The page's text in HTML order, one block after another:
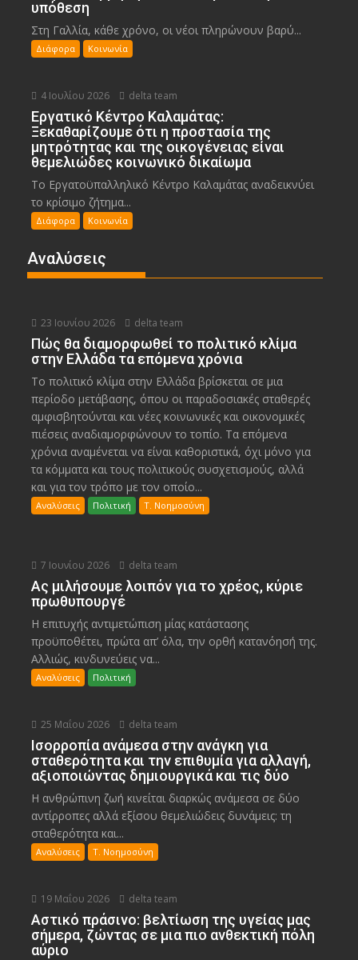
υπόθεση
Στη Γαλλία, κάθε χρόνο, οι νέοι πληρώνουν βαρύ...
Διάφορα Κοινωνία
4 Ιουλίου 2026 delta team
Εργατικό Κέντρο Καλαμάτας:
Ξεκαθαρίζουμε ότι η προστασία της
μητρότητας και της οικογένειας είναι
θεμελιώδες κοινωνικό δικαίωμα
Το Εργατοϋπαλληλικό Κέντρο Καλαμάτας αναδεικνύει
το κρίσιμο ζήτημα...
Διάφορα Κοινωνία
Αναλύσεις
23 Ιουνίου 2026 delta team
Πώς θα διαμορφωθεί το πολιτικό κλίμα
στην Ελλάδα τα επόμενα χρόνια
Το πολιτικό κλίμα στην Ελλάδα βρίσκεται σε μια
περίοδο μετάβασης, όπου οι παραδοσιακές σταθερές
αμφισβητούνται και νέες κοινωνικές και οικονομικές
πιέσεις αναδιαμορφώνουν το τοπίο. Τα επόμενα
χρόνια αναμένεται να είναι καθοριστικά, όχι μόνο για
τα κόμματα και τους πολιτικούς συσχετισμούς, αλλά
και για τον τρόπο με τον οποίο...
Αναλύσεις Πολιτική Τ. Νοημοσύνη
7 Ιουνίου 2026 delta team
Ας μιλήσουμε λοιπόν για το χρέος, κύριε
πρωθυπουργέ
Η επιτυχής αντιμετώπιση μίας κατάστασης
προϋποθέτει, πρώτα απ’ όλα, την ορθή κατανόησή της.
Αλλιώς, κινδυνεύεις να...
Αναλύσεις Πολιτική
25 Μαΐου 2026 delta team
Ισορροπία ανάμεσα στην ανάγκη για
σταθερότητα και την επιθυμία για αλλαγή,
αξιοποιώντας δημιουργικά και τις δύο
Η ανθρώπινη ζωή κινείται διαρκώς ανάμεσα σε δύο
αντίρροπες αλλά εξίσου θεμελιώδεις δυνάμεις: τη
σταθερότητα και...
Αναλύσεις Τ. Νοημοσύνη
19 Μαΐου 2026 delta team
Αστικό πράσινο: βελτίωση της υγείας μας
σήμερα, ζώντας σε μια πιο ανθεκτική πόλη
αύριο